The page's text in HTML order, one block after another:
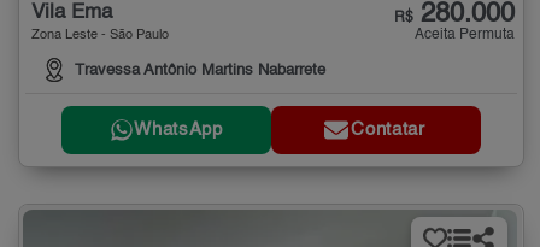
Vila Ema
Zona Leste - São Paulo
Travessa Antônio Martins Nabarrete
R$ 280.000
Aceita Permuta
WhatsApp Contatar